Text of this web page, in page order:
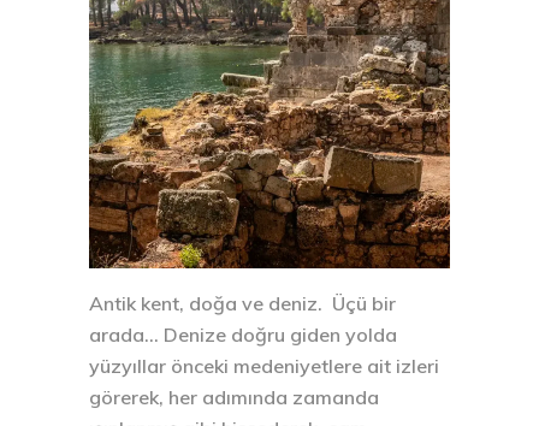
Antik kent, doğa ve deniz. Üçü bir
arada… Denize doğru giden yolda
yüzyıllar önceki medeniyetlere ait izleri
görerek, her adımında zamanda